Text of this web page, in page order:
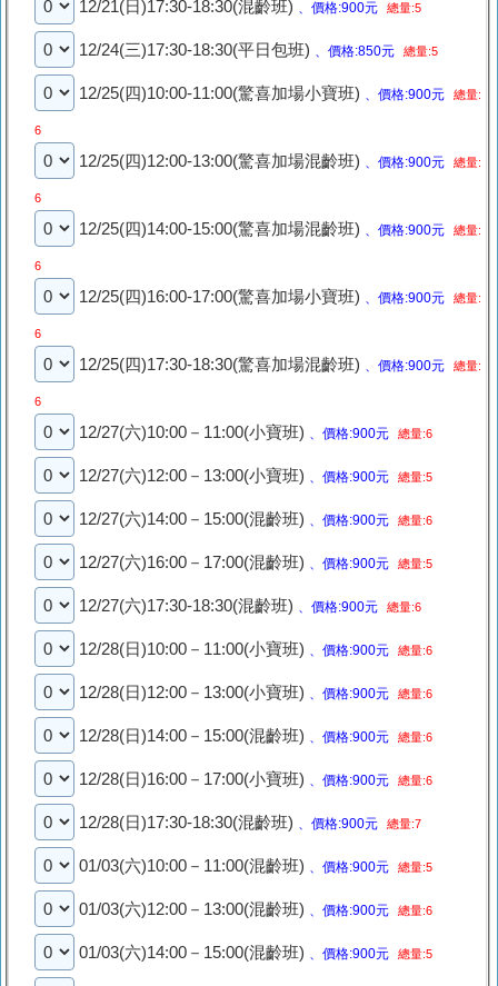
12/21(日)17:30-18:30(混齡班) 、價格:900元 總量:5
12/24(三)17:30-18:30(平日包班) 、價格:850元 總量:5
12/25(四)10:00-11:00(驚喜加場小寶班) 、價格:900元 總量:
6
12/25(四)12:00-13:00(驚喜加場混齡班) 、價格:900元 總量:
6
12/25(四)14:00-15:00(驚喜加場混齡班) 、價格:900元 總量:
6
12/25(四)16:00-17:00(驚喜加場小寶班) 、價格:900元 總量:
6
12/25(四)17:30-18:30(驚喜加場混齡班) 、價格:900元 總量:
6
12/27(六)10:00－11:00(小寶班) 、價格:900元 總量:6
12/27(六)12:00－13:00(小寶班) 、價格:900元 總量:5
12/27(六)14:00－15:00(混齡班) 、價格:900元 總量:6
12/27(六)16:00－17:00(混齡班) 、價格:900元 總量:5
12/27(六)17:30-18:30(混齡班) 、價格:900元 總量:6
12/28(日)10:00－11:00(小寶班) 、價格:900元 總量:6
12/28(日)12:00－13:00(小寶班) 、價格:900元 總量:6
12/28(日)14:00－15:00(混齡班) 、價格:900元 總量:6
12/28(日)16:00－17:00(小寶班) 、價格:900元 總量:6
12/28(日)17:30-18:30(混齡班) 、價格:900元 總量:7
01/03(六)10:00－11:00(混齡班) 、價格:900元 總量:5
01/03(六)12:00－13:00(混齡班) 、價格:900元 總量:6
01/03(六)14:00－15:00(混齡班) 、價格:900元 總量:5